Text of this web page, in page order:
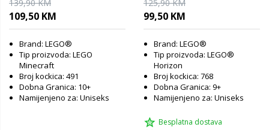
139,90 KM
109,50 KM
Brand: LEGO®
Tip proizvoda: LEGO
Minecraft
Broj kockica: 491
Dobna Granica: 10+
Namijenjeno za: Uniseks
125,90 KM
99,50 KM
Brand: LEGO®
Tip proizvoda: LEGO®
Horizon
Broj kockica: 768
Dobna Granica: 9+
Namijenjeno za: Uniseks
Besplatna dostava